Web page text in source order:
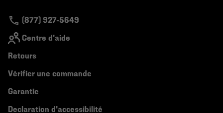
(877) 927-5649
Centre d'aide
Retours
Vérifier une commande
Garantie
Declaration d'accessibilité